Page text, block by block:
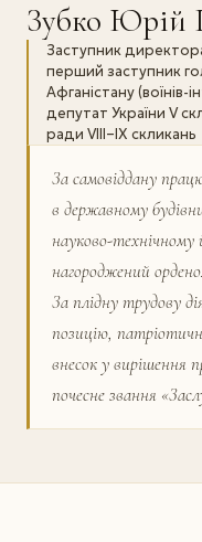
Зубко Юрій
Заступник
перший заступник
Афганістану (воїнів-
депутат України V
ради VIII–IX скликань
За самовіддану
в державному
науково-технічному
нагороджений
За плідну трудову
позицію,
внесок у вирішення
почесне звання